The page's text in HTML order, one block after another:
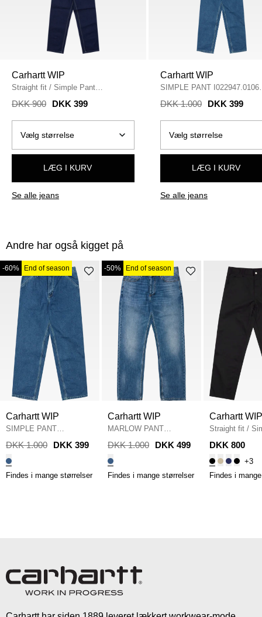
Carhartt WIP
Straight fit / Simple Pant
I022947.012Y
/ BLUE ONE WASH
DKK 900 DKK 399
LÆG I KURV
Se alle jeans
Carhartt WIP
SIMPLE PANT I022947.0106
DENIM / BLUE STONE
DKK 1.000 DKK 399
LÆG I KURV
Se alle jeans
Andre har også kigget på
-60% End of season
Carhartt WIP
SIMPLE PANT
I022947.0106 DENIM /
DKK 1.000 DKK 399
Findes i mange størrelser
-50% End of season
Carhartt WIP
MARLOW PANT
I023029.01WJ DENIM /
BLEACHED
DKK 1.000 DKK 499
Findes i mange størrelser
Carhartt WIP
Straight fit /
I020075 /
DKK 800
+3
Findes i